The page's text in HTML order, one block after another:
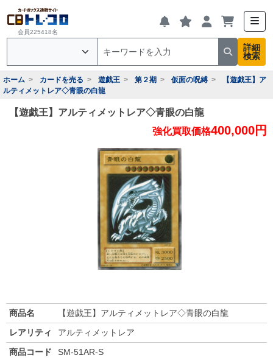
会員225418名
詳細
検索
ホーム カードを売る 遊戯王 第２期 仮面の呪縛
【遊戯王】ア
ルティメットレア◇青眼の白龍
【遊戯王】アルティメットレア◇青眼の白龍
強化買取価格400,000円
商品名
【遊戯王】アルティメットレア◇青眼の白龍
レアリティ
アルティメットレア
商品コード
SM-51AR-S